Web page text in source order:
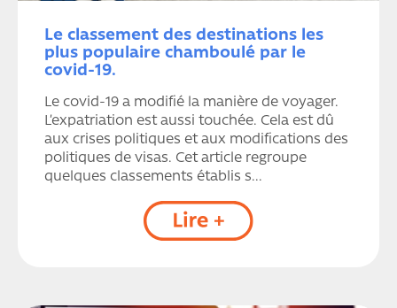
Le classement des destinations les
plus populaire chamboulé par le
covid-19.
Le covid-19 a modifié la manière de voyager.
L’expatriation est aussi touchée. Cela est dû
aux crises politiques et aux modifications des
politiques de visas. Cet article regroupe
quelques classements établis s...